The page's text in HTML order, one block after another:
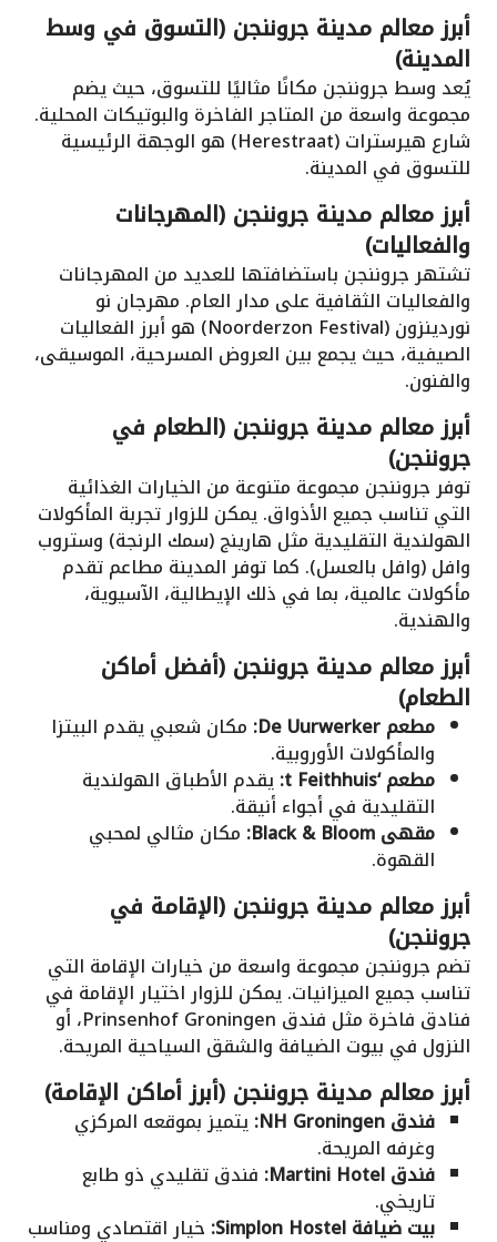
أبرز معالم مدينة جروننجن (التسوق في وسط
المدينة)
يُعد وسط جروننجن مكانًا مثاليًا للتسوق، حيث يضم
مجموعة واسعة من المتاجر الفاخرة والبوتيكات المحلية.
شارع هيرسترات (Herestraat) هو الوجهة الرئيسية
للتسوق في المدينة.
أبرز معالم مدينة جروننجن (المهرجانات
والفعاليات)
تشتهر جروننجن باستضافتها للعديد من المهرجانات
والفعاليات الثقافية على مدار العام. مهرجان نو
نوردينزون (Noorderzon Festival) هو أبرز الفعاليات
الصيفية، حيث يجمع بين العروض المسرحية، الموسيقى،
والفنون.
أبرز معالم مدينة جروننجن (الطعام في
جروننجن)
توفر جروننجن مجموعة متنوعة من الخيارات الغذائية
التي تناسب جميع الأذواق. يمكن للزوار تجربة المأكولات
الهولندية التقليدية مثل هارينج (سمك الرنجة) وستروب
وافل (وافل بالعسل). كما توفر المدينة مطاعم تقدم
مأكولات عالمية، بما في ذلك الإيطالية، الآسيوية،
والهندية.
أبرز معالم مدينة جروننجن (أفضل أماكن
الطعام)
مطعم De Uurwerker: مكان شعبي يقدم البيتزا
والمأكولات الأوروبية.
مطعم ‘t Feithhuis: يقدم الأطباق الهولندية
التقليدية في أجواء أنيقة.
مقهى Black & Bloom: مكان مثالي لمحبي
القهوة.
أبرز معالم مدينة جروننجن (الإقامة في
جروننجن)
تضم جروننجن مجموعة واسعة من خيارات الإقامة التي
تناسب جميع الميزانيات. يمكن للزوار اختيار الإقامة في
فنادق فاخرة مثل فندق Prinsenhof Groningen، أو
النزول في بيوت الضيافة والشقق السياحية المريحة.
أبرز معالم مدينة جروننجن (أبرز أماكن الإقامة)
فندق NH Groningen: يتميز بموقعه المركزي
وغرفه المريحة.
فندق Martini Hotel: فندق تقليدي ذو طابع
تاريخي.
بيت ضيافة Simplon Hostel: خيار اقتصادي ومناسب